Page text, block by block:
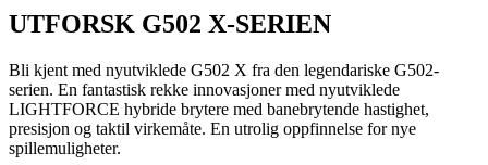
UTFORSK G502 X-SERIEN
Bli kjent med nyutviklede G502 X fra den legendariske G502-
serien. En fantastisk rekke innovasjoner med nyutviklede
LIGHTFORCE hybride brytere med banebrytende hastighet,
presisjon og taktil virkemåte. En utrolig oppfinnelse for nye
spillemuligheter.